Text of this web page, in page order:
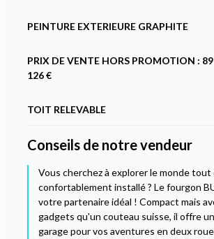
PEINTURE EXTERIEURE GRAPHITE
PRIX DE VENTE HORS PROMOTION : 89
126 €
TOIT RELEVABLE
Conseils de notre vendeur
Vous cherchez à explorer le monde
confortablement installé ? Le fourgon
votre partenaire idéal ! Compact mais
gadgets qu'un couteau suisse, il offre
garage pour vos aventures en deux